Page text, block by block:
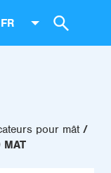
FR
pour mât
MAT